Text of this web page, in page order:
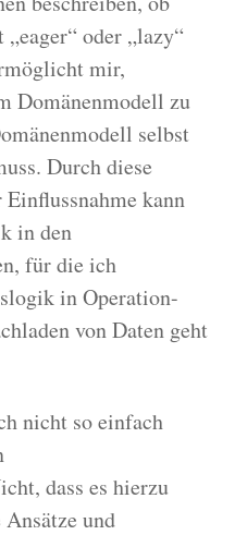
oder „lazy“
mir,
Domänenmodell zu
selbst
Durch diese
kann
in den
für die ich
in Operation-
von Daten geht
nicht so einfach
dass es hierzu
und